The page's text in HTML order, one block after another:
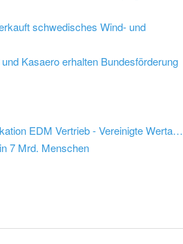
schwedisches Wind- und
Kasaero erhalten Bundesförderung
Job: Experte (m/w/d) Kundenabrechnung / Marktkommunikation EDM Vertrieb - Vereinigte Wertach-Elektrizitätswerke GmbH
7 Mrd. Menschen